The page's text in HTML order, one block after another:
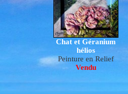
Chat et Géranium
hélios
Peinture en Relief
Vendu